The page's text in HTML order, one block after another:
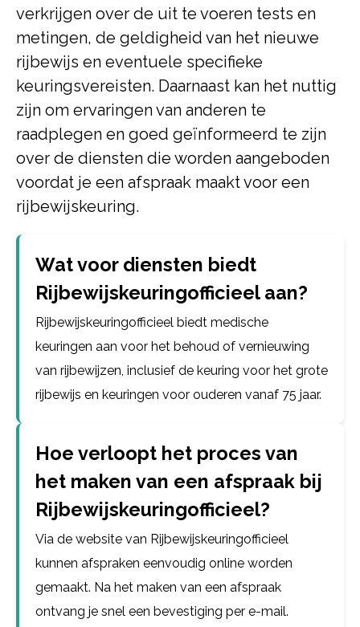
verkrijgen over de uit te voeren tests en
metingen, de geldigheid van het nieuwe
rijbewijs en eventuele specifieke
keuringsvereisten. Daarnaast kan het nuttig
zijn om ervaringen van anderen te
raadplegen en goed geïnformeerd te zijn
over de diensten die worden aangeboden
voordat je een afspraak maakt voor een
rijbewijskeuring.
Wat voor diensten biedt
Rijbewijskeuringofficieel aan?
Rijbewijskeuringofficieel biedt medische
keuringen aan voor het behoud of vernieuwing
van rijbewijzen, inclusief de keuring voor het grote
rijbewijs en keuringen voor ouderen vanaf 75 jaar.
Hoe verloopt het proces van
het maken van een afspraak bij
Rijbewijskeuringofficieel?
Via de website van Rijbewijskeuringofficieel
kunnen afspraken eenvoudig online worden
gemaakt. Na het maken van een afspraak
ontvang je snel een bevestiging per e-mail.